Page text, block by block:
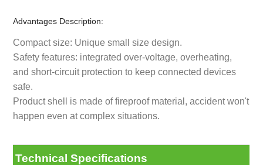
Advantages Description:
Compact size: Unique small size design.
Safety features: integrated over-voltage, overheating,
and short-circuit protection to keep connected devices
safe.
Product shell is made of fireproof material, accident won't
happen even at complex situations.
Technical Specifications